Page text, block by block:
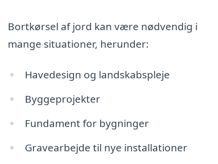
Bortkørsel af jord kan være nødvendig i
mange situationer, herunder:
Havedesign og landskabspleje
Byggeprojekter
Fundament for bygninger
Gravearbejde til nye installationer